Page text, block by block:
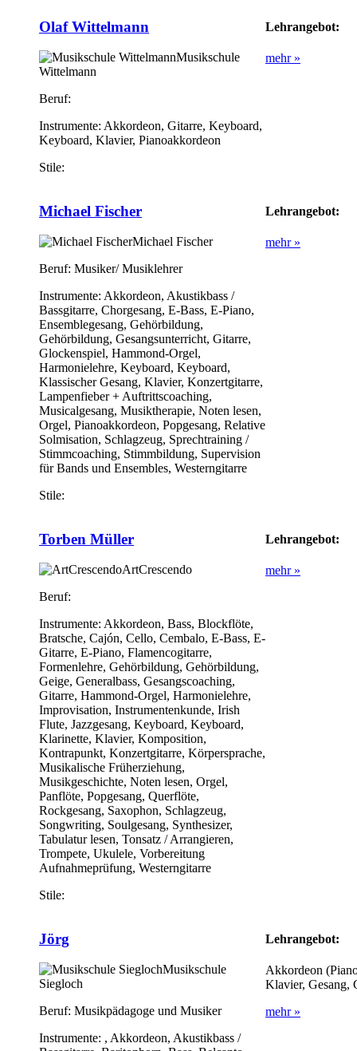
Olaf Wittelmann
Musikschule
Wittelmann
Beruf:
Instrumente: Akkordeon, Gitarre, Keyboard,
Keyboard, Klavier, Pianoakkordeon
Stile:
Lehrangebot:
mehr »
Michael Fischer
Michael Fischer
Beruf: Musiker/ Musiklehrer
Instrumente: Akkordeon, Akustikbass /
Bassgitarre, Chorgesang, E-Bass, E-Piano,
Ensemblegesang, Gehörbildung,
Gehörbildung, Gesangsunterricht, Gitarre,
Glockenspiel, Hammond-Orgel,
Harmonielehre, Keyboard, Keyboard,
Klassischer Gesang, Klavier, Konzertgitarre,
Lampenfieber + Auftrittscoaching,
Musicalgesang, Musiktherapie, Noten lesen,
Orgel, Pianoakkordeon, Popgesang, Relative
Solmisation, Schlagzeug, Sprechtraining /
Stimmcoaching, Stimmbildung, Supervision
für Bands und Ensembles, Westerngitarre
Stile:
Lehrangebot:
mehr »
Torben Müller
ArtCrescendo
Beruf:
Instrumente: Akkordeon, Bass, Blockflöte,
Bratsche, Cajón, Cello, Cembalo, E-Bass, E-
Gitarre, E-Piano, Flamencogitarre,
Formenlehre, Gehörbildung, Gehörbildung,
Geige, Generalbass, Gesangscoaching,
Gitarre, Hammond-Orgel, Harmonielehre,
Improvisation, Instrumentenkunde, Irish
Flute, Jazzgesang, Keyboard, Keyboard,
Klarinette, Klavier, Komposition,
Kontrapunkt, Konzertgitarre, Körpersprache,
Musikalische Früherziehung,
Musikgeschichte, Noten lesen, Orgel,
Panflöte, Popgesang, Querflöte,
Rockgesang, Saxophon, Schlagzeug,
Songwriting, Soulgesang, Synthesizer,
Tabulatur lesen, Tonsatz / Arrangieren,
Trompete, Ukulele, Vorbereitung
Aufnahmeprüfung, Westerngitarre
Stile:
Lehrangebot:
mehr »
Jörg
Musikschule
Siegloch
Beruf: Musikpädagoge und Musiker
Instrumente: , Akkordeon, Akustikbass /
Lehrangebot:
Akkordeon
Klavier, Gesang,
mehr »